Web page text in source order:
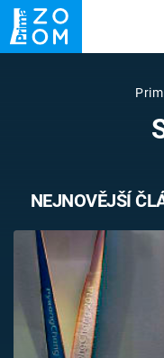
UFO
VETŘELCI
Témata
Témata
Pořady
NEJNOVĚJŠÍ